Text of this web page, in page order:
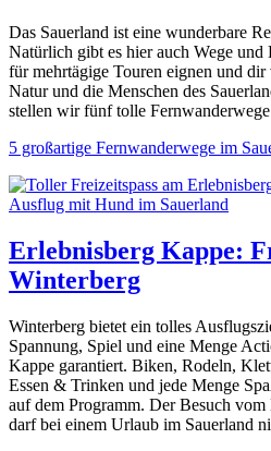
Das Sauerland ist eine wunderbare
Natürlich gibt es hier auch Wege und
für mehrtägige Touren eignen und
Natur und die Menschen des
stellen wir fünf tolle
5 großartige Fernwanderwege im
Erlebnisberg Kappe:
Winterberg
Winterberg bietet ein tolles
Spannung, Spiel und eine Menge
Kappe garantiert. Biken, Rodeln,
Essen & Trinken und jede Menge
auf dem Programm. Der Besuch
darf bei einem Urlaub im Sauerland